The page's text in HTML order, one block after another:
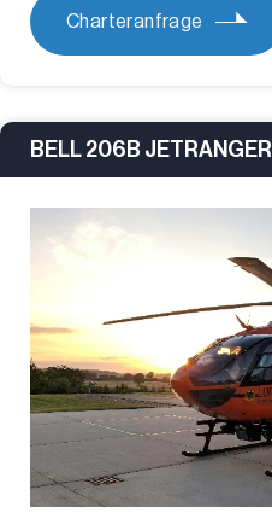
Charteranfrage
BELL 206B JETRANGER